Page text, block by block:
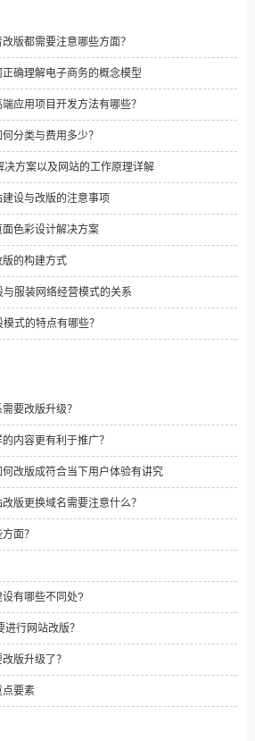
版都需要注意哪些方面？
确理解电子商务的概念模型
应用项目开发方法有哪些？
分类与费用多少？
决方案以及网站的工作原理详解
设与改版的注意事项
色彩设计解决方案
的构建方式
服装网络经营模式的关系
式的特点有哪些？
要改版升级？
内容更有利于推广？
改版成符合当下用户体验有讲究
版更换域名需要注意什么？
面？
有哪些不同处?
行网站改版？
版升级了？
点要素